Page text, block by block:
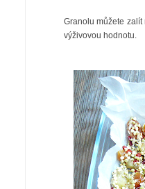
Granolu můžete
výživovou hodnotu.